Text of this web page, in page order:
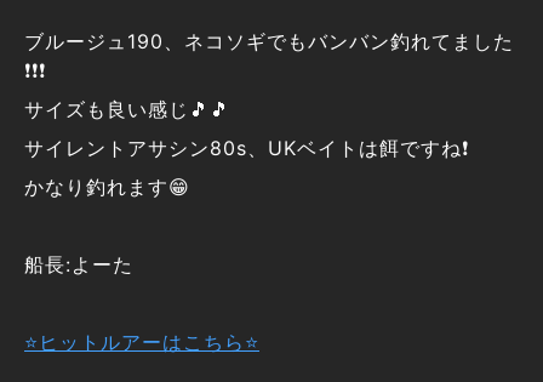
ブルージュ190、ネコソギでもバンバン釣れてました
❗❗❗
サイズも良い感じ🎵🎵
サイレントアサシン80s、UKベイトは餌ですね❗
かなり釣れます😁
船長:よーた
⭐ヒットルアーはこちら⭐